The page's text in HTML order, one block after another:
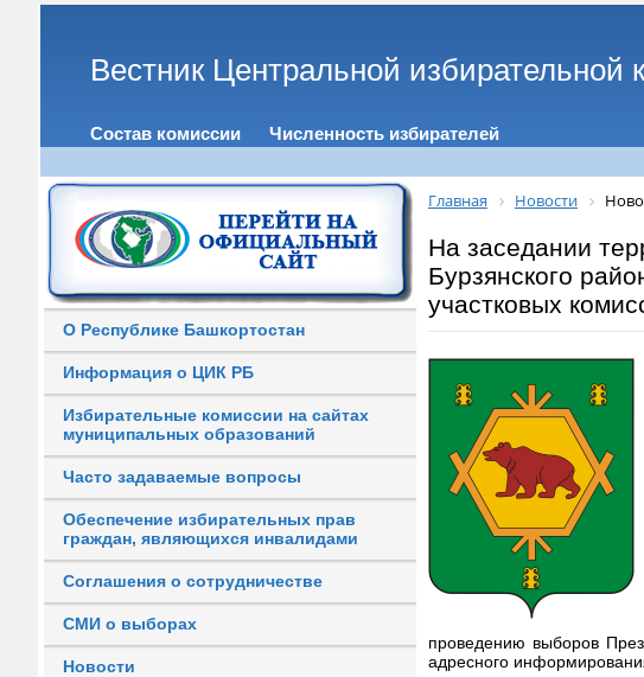
Вестник Центральной избирательной
Состав комиссии Численность избирателей
О Республике Башкортостан
Информация о ЦИК РБ
Избирательные комиссии на сайтах
муниципальных образований
Часто задаваемые вопросы
Обеспечение избирательных прав
граждан, являющихся инвалидами
Соглашения о сотрудничестве
СМИ о выборах
Новости
Главная Новости
На заседании
Бурзянского
участковых
проведению выборов
адресного